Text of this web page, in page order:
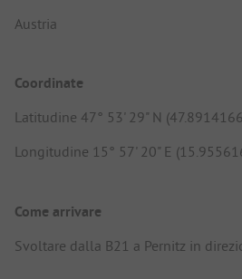
Austria
Coordinate
Latitudine 47° 53' 29" N
Longitudine 15° 57' 20" E
Come arrivare
Svoltare dalla B21 a Pernitz in